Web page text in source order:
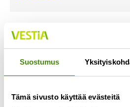
Suostumus
Tämä sivusto käyttää evästeitä